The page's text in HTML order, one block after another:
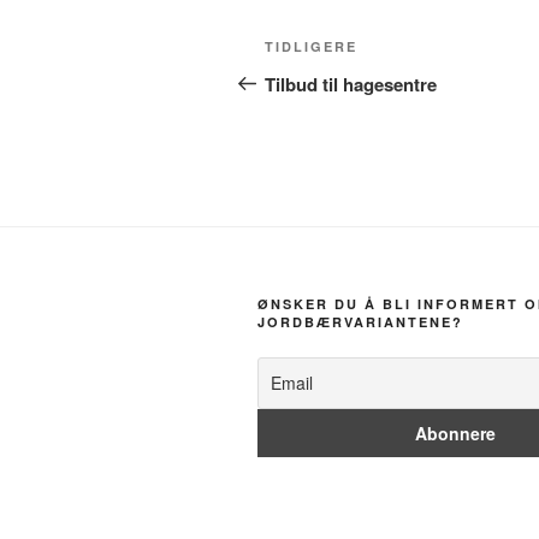
Innleggsnavigasjon
Forrige
innlegg
TIDLIGERE
Tilbud til hagesentre
ØNSKER DU Å BLI INFORMERT
JORDBÆRVARIANTENE?